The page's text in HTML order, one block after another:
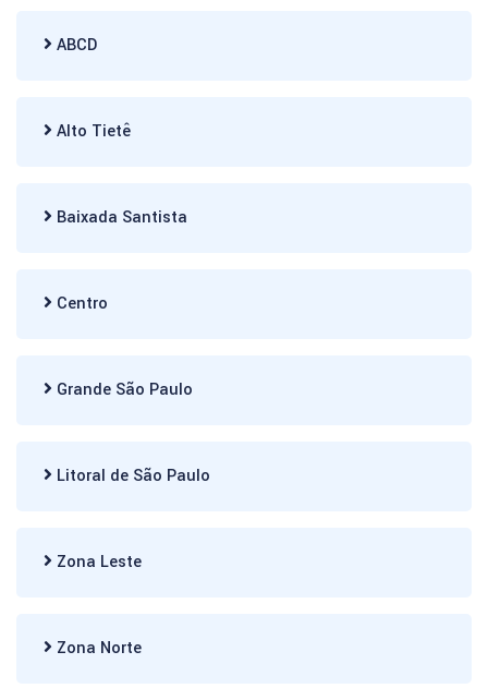
ABCD
Alto Tietê
Baixada Santista
Centro
Grande São Paulo
Litoral de São Paulo
Zona Leste
Zona Norte